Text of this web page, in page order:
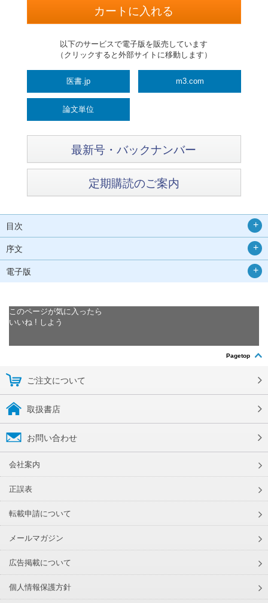
以下のサービスで電子版を販売しています
（クリックすると外部サイトに移動します）
医書.jp m3.com
論文単位
最新号・バックナンバー
定期購読のご案内
目次
序文
電子版
このページが気に入ったら
いいね ! しよう
Pagetop
ご注文について
取扱書店
お問い合わせ
会社案内
正誤表
転載申請について
メールマガジン
広告掲載について
個人情報保護方針